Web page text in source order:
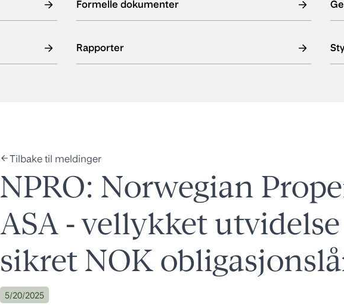
Formelle dokumenter
Rapporter
Tilbake til meldinger
NPRO: Norwegian
ASA - vellykket
sikret NOK
5/20/2025